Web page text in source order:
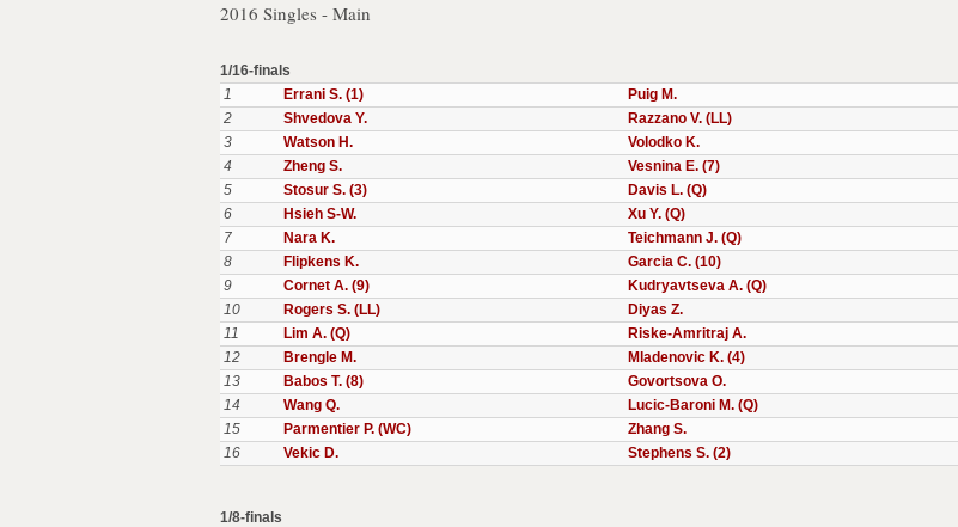
2016 Singles - Main
1/16-finals
1
Errani S. (1) Puig M.
2
Shvedova Y. Razzano V. (LL)
3
Watson H. Volodko K.
4
Zheng S. Vesnina E. (7)
5
Stosur S. (3) Davis L. (Q)
6
Hsieh S-W. Xu Y. (Q)
7
Nara K. Teichmann J. (Q)
8
Flipkens K. Garcia C. (10)
9
Cornet A. (9) Kudryavtseva A. (Q)
10
Rogers S. (LL) Diyas Z.
11
Lim A. (Q) Riske-Amritraj A.
12
Brengle M. Mladenovic K. (4)
13
Babos T. (8) Govortsova O.
14
Wang Q. Lucic-Baroni M. (Q)
15
Parmentier P. (WC) Zhang S.
16
Vekic D. Stephens S. (2)
1/8-finals